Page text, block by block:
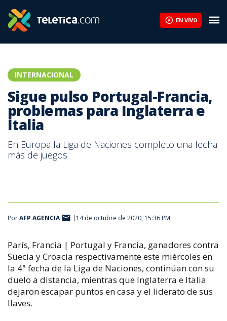
EN VIVO
INTERNACIONAL
Sigue pulso Portugal-Francia,
problemas para Inglaterra e
Italia
En Europa la Liga de Naciones completó una fecha
más de juegos
PorAFP AGENCIA 14 de octubre de 2020, 15:36 PM
París, Francia | Portugal y Francia, ganadores contra
Suecia y Croacia respectivamente este miércoles en
la 4ª fecha de la Liga de Naciones, continúan con su
duelo a distancia, mientras que Inglaterra e Italia
dejaron escapar puntos en casa y el liderato de sus
llaves.